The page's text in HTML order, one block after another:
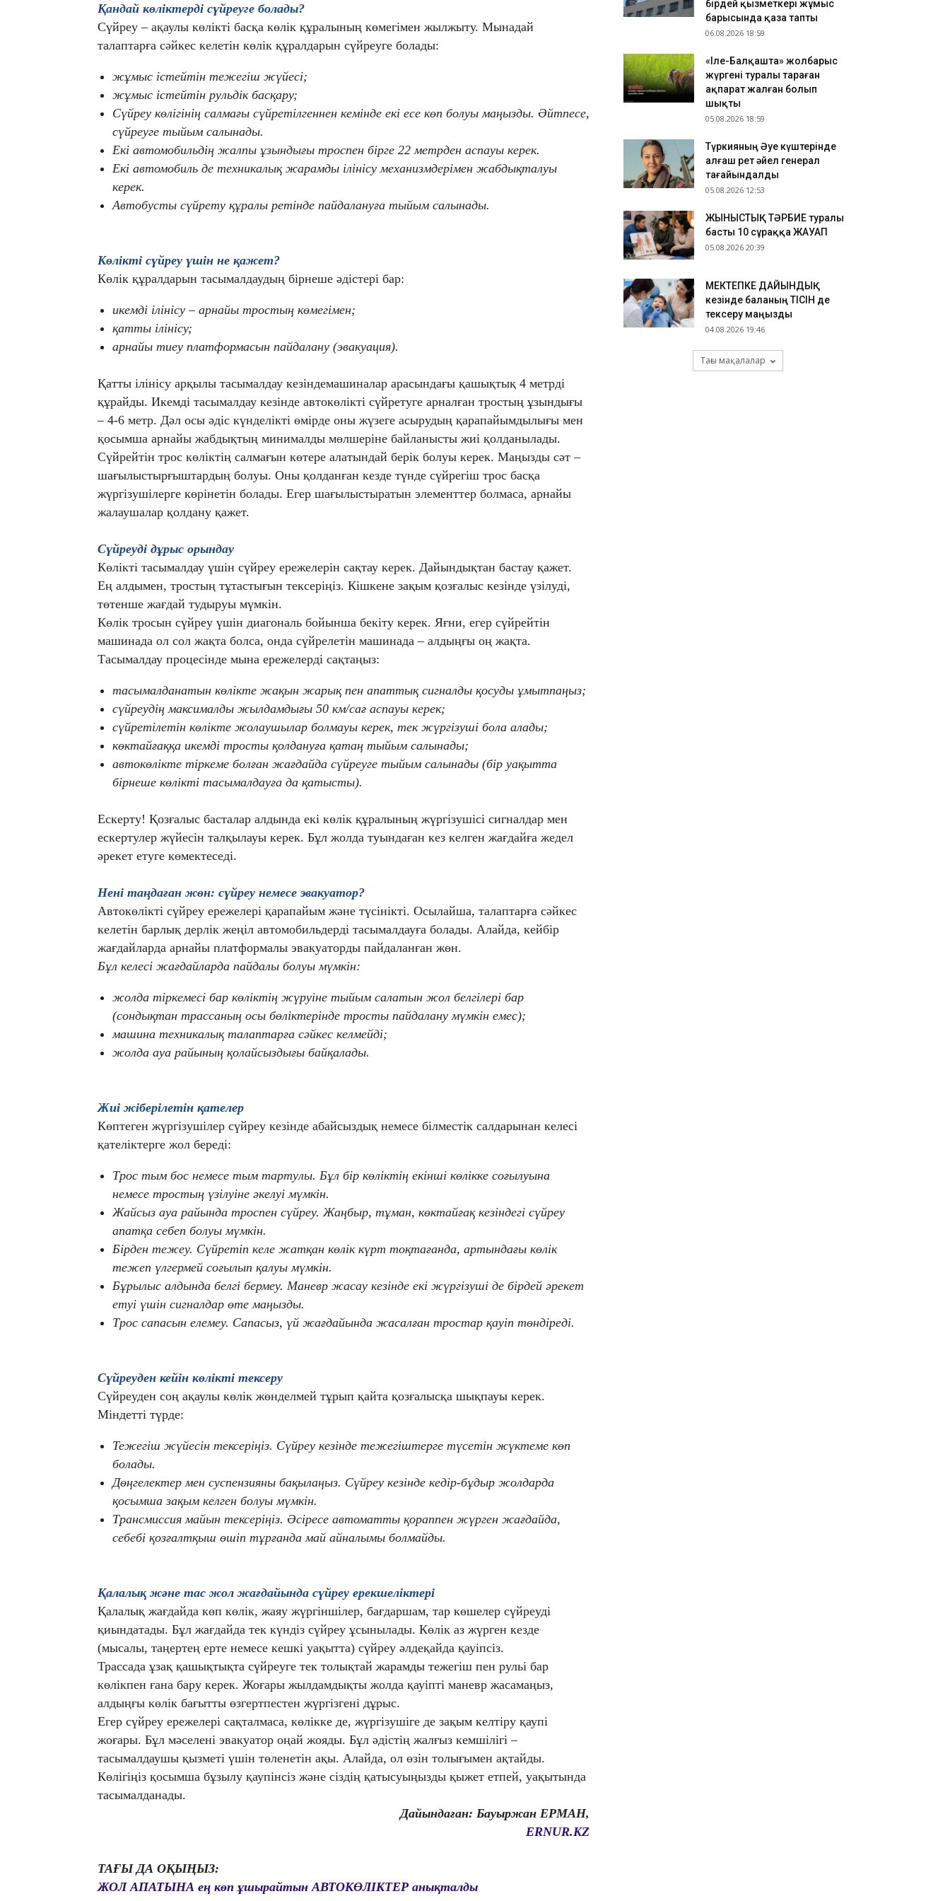
Қандай көліктерді сүйреуге болады?
Сүйреу – ақаулы көлікті басқа көлік құралының көмегімен жылжыту. Мынадай
талаптарға сәйкес келетін көлік құралдарын сүйреуге болады:
жұмыс істейтін тежегіш жүйесі;
жұмыс істейтін рульдік басқару;
Сүйреу көлігінің салмағы сүйретілгеннен кемінде екі есе көп болуы маңызды. Әйтпесе,
сүйреуге тыйым салынады.
Екі автомобильдің жалпы ұзындығы троспен бірге 22 метрден аспауы керек.
Екі автомобиль де техникалық жарамды ілінісу механизмдерімен жабдықталуы
керек.
Автобусты сүйрету құралы ретінде пайдалануға тыйым салынады.
Көлікті сүйреу үшін не қажет?
Көлік құралдарын тасымалдаудың бірнеше әдістері бар:
икемді ілінісу – арнайы тростың көмегімен;
қатты ілінісу;
арнайы тиеу платформасын пайдалану (эвакуация).
Қатты ілінісу арқылы тасымалдау кезіндемашиналар арасындағы қашықтық 4 метрді
құрайды. Икемді тасымалдау кезінде автокөлікті сүйретуге арналған тростың ұзындығы
– 4-6 метр. Дәл осы әдіс күнделікті өмірде оны жүзеге асырудың қарапайымдылығы мен
қосымша арнайы жабдықтың минималды мөлшеріне байланысты жиі қолданылады.
Сүйрейтін трос көліктің салмағын көтере алатындай берік болуы керек. Маңызды сәт –
шағылыстырғыштардың болуы. Оны қолданған кезде түнде сүйрегіш трос басқа
жүргізушілерге көрінетін болады. Егер шағылыстыратын элементтер болмаса, арнайы
жалаушалар қолдану қажет.
Сүйреуді дұрыс орындау
Көлікті тасымалдау үшін сүйреу ережелерін сақтау керек. Дайындықтан бастау қажет.
Ең алдымен, тростың тұтастығын тексеріңіз. Кішкене зақым қозғалыс кезінде үзілуді,
төтенше жағдай тудыруы мүмкін.
Көлік тросын сүйреу үшін диагональ бойынша бекіту керек. Яғни, егер сүйрейтін
машинада ол сол жақта болса, онда сүйрелетін машинада – алдыңғы оң жақта.
Тасымалдау процесінде мына ережелерді сақтаңыз:
тасымалданатын көлікте жақын жарық пен апаттық сигналды қосуды ұмытпаңыз;
сүйреудің максималды жылдамдығы 50 км/сағ аспауы керек;
сүйретілетін көлікте жолаушылар болмауы керек, тек жүргізуші бола алады;
көктайғаққа икемді тросты қолдануға қатаң тыйым салынады;
автокөлікте тіркеме болған жағдайда сүйреуге тыйым салынады (бір уақытта
бірнеше көлікті тасымалдауға да қатысты).
Ескерту! Қозғалыс басталар алдында екі көлік құралының жүргізушісі сигналдар мен
ескертулер жүйесін талқылауы керек. Бұл жолда туындаған кез келген жағдайға жедел
әрекет етуге көмектеседі.
Нені таңдаған жөн: сүйреу немесе эвакуатор?
Автокөлікті сүйреу ережелері қарапайым және түсінікті. Осылайша, талаптарға сәйкес
келетін барлық дерлік жеңіл автомобильдерді тасымалдауға болады. Алайда, кейбір
жағдайларда арнайы платформалы эвакуаторды пайдаланған жөн.
Бұл келесі жағдайларда пайдалы болуы мүмкін:
жолда тіркемесі бар көліктің жүруіне тыйым салатын жол белгілері бар
(сондықтан трассаның осы бөліктерінде тросты пайдалану мүмкін емес);
машина техникалық талаптарға сәйкес келмейді;
жолда ауа райының қолайсыздығы байқалады.
Жиі жіберілетін қателер
Көптеген жүргізушілер сүйреу кезінде абайсыздық немесе білместік салдарынан келесі
қателіктерге жол береді:
Трос тым бос немесе тым тартулы. Бұл бір көліктің екінші көлікке соғылуына
немесе тростың үзілуіне әкелуі мүмкін.
Жайсыз ауа райында троспен сүйреу. Жаңбыр, тұман, көктайғақ кезіндегі сүйреу
апатқа себеп болуы мүмкін.
Бірден тежеу. Сүйретіп келе жатқан көлік күрт тоқтағанда, артындағы көлік
тежеп үлгермей соғылып қалуы мүмкін.
Бұрылыс алдында белгі бермеу. Маневр жасау кезінде екі жүргізуші де бірдей әрекет
етуі үшін сигналдар өте маңызды.
Трос сапасын елемеу. Сапасыз, үй жағдайында жасалған тростар қауіп төндіреді.
Сүйреуден кейін көлікті тексеру
Сүйреуден соң ақаулы көлік жөнделмей тұрып қайта қозғалысқа шықпауы керек.
Міндетті түрде:
Тежегіш жүйесін тексеріңіз. Сүйреу кезінде тежегіштерге түсетін жүктеме көп
болады.
Дөңгелектер мен суспензияны бақылаңыз. Сүйреу кезінде кедір-бұдыр жолдарда
қосымша зақым келген болуы мүмкін.
Трансмиссия майын тексеріңіз. Әсіресе автоматты қораппен жүрген жағдайда,
себебі қозғалтқыш өшіп тұрғанда май айналымы болмайды.
Қалалық және тас жол жағдайында сүйреу ерекшеліктері
Қалалық жағдайда көп көлік, жаяу жүргіншілер, бағдаршам, тар көшелер сүйреуді
қиындатады. Бұл жағдайда тек күндіз сүйреу ұсынылады. Көлік аз жүрген кезде
(мысалы, таңертең ерте немесе кешкі уақытта) сүйреу әлдеқайда қауіпсіз.
Трассада ұзақ қашықтықта сүйреуге тек толықтай жарамды тежегіш пен рульі бар
көлікпен ғана бару керек. Жоғары жылдамдықты жолда қауіпті маневр жасамаңыз,
алдыңғы көлік бағытты өзгертпестен жүргізгені дұрыс.
Егер сүйреу ережелері сақталмаса, көлікке де, жүргізушіге де зақым келтіру қаупі
жоғары. Бұл мәселені эвакуатор оңай жояды. Бұл әдістің жалғыз кемшілігі –
тасымалдаушы қызметі үшін төленетін ақы. Алайда, ол өзін толығымен ақтайды.
Көлігіңіз қосымша бұзылу қаупінсіз және сіздің қатысуыңызды қыжет етпей, уақытында
тасымалданады.
Дайындаған: Бауыржан ЕРМАН,
ERNUR.KZ
ТАҒЫ ДА ОҚЫҢЫЗ:
ЖОЛ АПАТЫНА ең көп ұшырайтын АВТОКӨЛІКТЕР анықталды
Грантпен оқуға түссеңіз де гранттан айырылып
қалуыңыз мүмкін: Сарапшы себебін түсіндірді
07.08.2026 11:11
ТҮРКІСТАН: Мал шаруашылығын дамытуға
бағытталған жеңілдетілген несиелер бойынша
семинар өтті
бірдей қызметкері жұмыс
барысында қаза тапты
06.08.2026 18:59
«Іле-Балқашта» жолбарыс
жүргені туралы тараған
ақпарат жалған болып
шықты
05.08.2026 18:59
Түркияның Әуе күштерінде
алғаш рет әйел генерал
тағайындалды
05.08.2026 12:53
ЖЫНЫСТЫҚ ТӘРБИЕ туралы
басты 10 сұраққа ЖАУАП
05.08.2026 20:39
МЕКТЕПКЕ ДАЙЫНДЫҚ
кезінде баланың ТІСІН де
тексеру маңызды
04.08.2026 19:46
Тағы мақалалар